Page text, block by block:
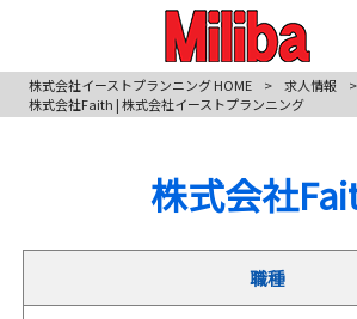
株式会社イーストプランニング HOME
> 求人情報
>
株式会社Faith | 株式会社イーストプランニング
株式会社
職種